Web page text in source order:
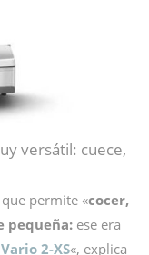
versátil: cuece,
permite «cocer,
pequeña: ese era
2-XS«, explica